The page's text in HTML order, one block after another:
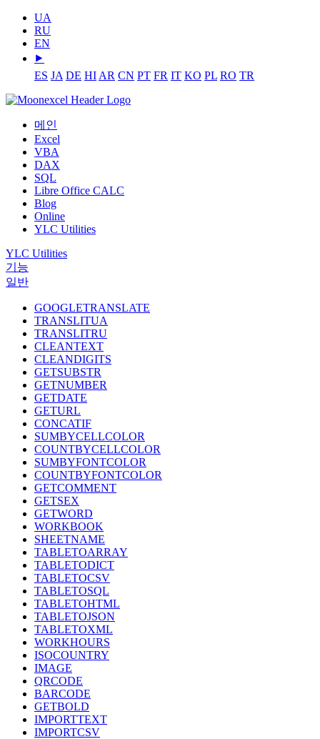
UA
RU
EN
⯈
ES JA DE HI AR CN PT FR IT KO PL RO TR
메인
Excel
VBA
DAX
SQL
Libre Office CALC
Blog
Online
YLC Utilities
YLC Utilities
기능
일반
GOOGLETRANSLATE
TRANSLITUA
TRANSLITRU
CLEANTEXT
CLEANDIGITS
GETSUBSTR
GETNUMBER
GETDATE
GETURL
CONCATIF
SUMBYCELLCOLOR
COUNTBYCELLCOLOR
SUMBYFONTCOLOR
COUNTBYFONTCOLOR
GETCOMMENT
GETSEX
GETWORD
WORKBOOK
SHEETNAME
TABLETOARRAY
TABLETODICT
TABLETOCSV
TABLETOSQL
TABLETOHTML
TABLETOJSON
TABLETOXML
WORKHOURS
ISOCOUNTRY
IMAGE
QRCODE
BARCODE
GETBOLD
IMPORTTEXT
IMPORTCSV